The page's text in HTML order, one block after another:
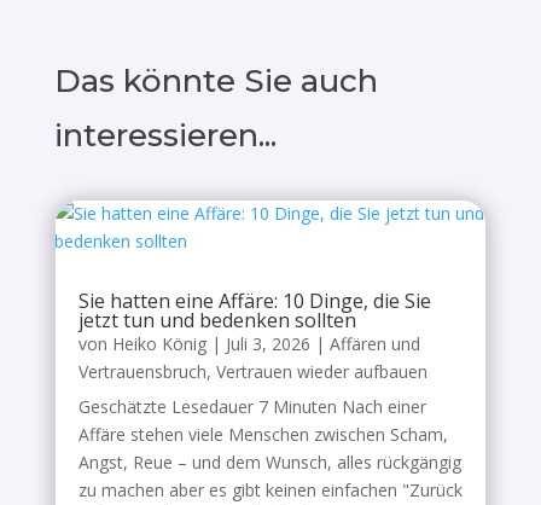
Das könnte Sie auch
interessieren...
Sie hatten eine Affäre: 10 Dinge, die Sie
jetzt tun und bedenken sollten
von Heiko König| Juli 3, 2026 | Affären und
Vertrauensbruch, Vertrauen wieder aufbauen
Geschätzte Lesedauer 7 Minuten Nach einer
Affäre stehen viele Menschen zwischen Scham,
Angst, Reue – und dem Wunsch, alles rückgängig
zu machen aber es gibt keinen einfachen "Zurück